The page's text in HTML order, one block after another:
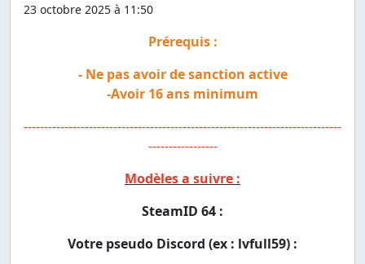
23 octobre 2025 à 11:50
Prérequis :
- Ne pas avoir de sanction active
-Avoir 16 ans minimum
------------------------------------------------------------------------------
-----------------
Modèles a suivre :
SteamID 64 :
Votre pseudo Discord (ex : lvfull59) :